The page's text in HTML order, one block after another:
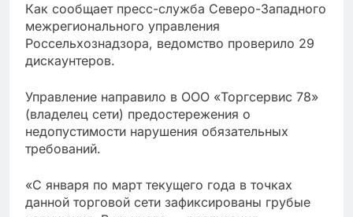
Как сообщает пресс-служба Северо-Западного
межрегионального управления
Россельхознадзора, ведомство проверило 29
дискаунтеров.
Управление направило в ООО «Торгсервис 78»
(владелец сети) предостережения о
недопустимости нарушения обязательных
требований.
«С января по март текущего года в точках
данной торговой сети зафиксированы грубые